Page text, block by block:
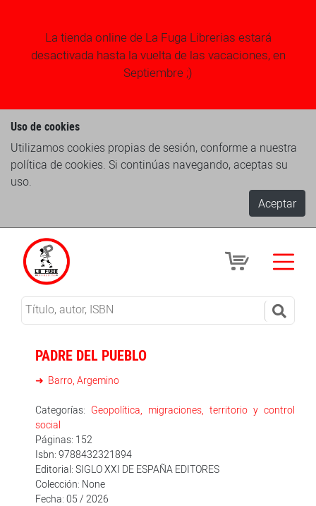
La tienda online de La Fuga Librerias estará
desactivada hasta la vuelta de las vacaciones, en
Septiembre ;)
Uso de cookies
Utilizamos cookies propias de sesión, conforme a nuestra
política de cookies. Si continúas navegando, aceptas su
uso.
Aceptar
PADRE DEL PUEBLO
Barro, Argemino
Categorías: Geopolítica, migraciones, territorio y control
social
Páginas: 152
Isbn: 9788432321894
Editorial: SIGLO XXI DE ESPAÑA EDITORES
Colección: None
Fecha: 05 / 2026